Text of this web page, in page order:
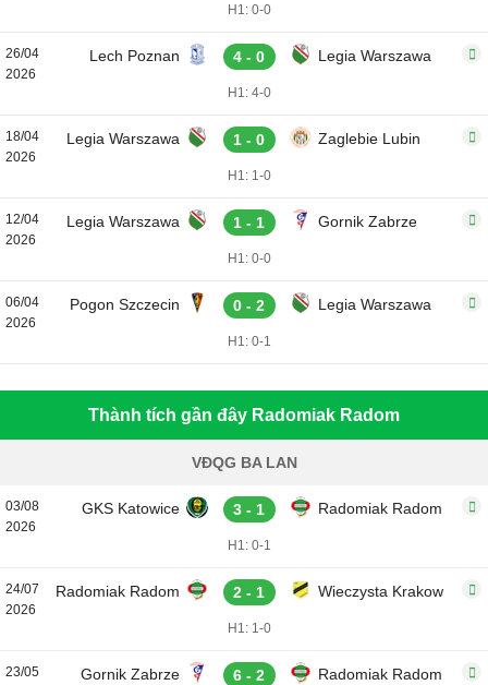
H1: 0-0
26/04
2026
Lech Poznan 4 - 0 Legia Warszawa
H1: 4-0
18/04
2026
Legia Warszawa 1 - 0 Zaglebie Lubin
H1: 1-0
12/04
2026
Legia Warszawa 1 - 1 Gornik Zabrze
H1: 0-0
06/04
2026
Pogon Szczecin 0 - 2 Legia Warszawa
H1: 0-1
Thành tích gần đây Radomiak Radom
VĐQG BA LAN
03/08
2026
GKS Katowice 3 - 1 Radomiak Radom
H1: 0-1
24/07
2026
Radomiak Radom 2 - 1 Wieczysta Krakow
H1: 1-0
23/05
Gornik Zabrze 6 - 2 Radomiak Radom